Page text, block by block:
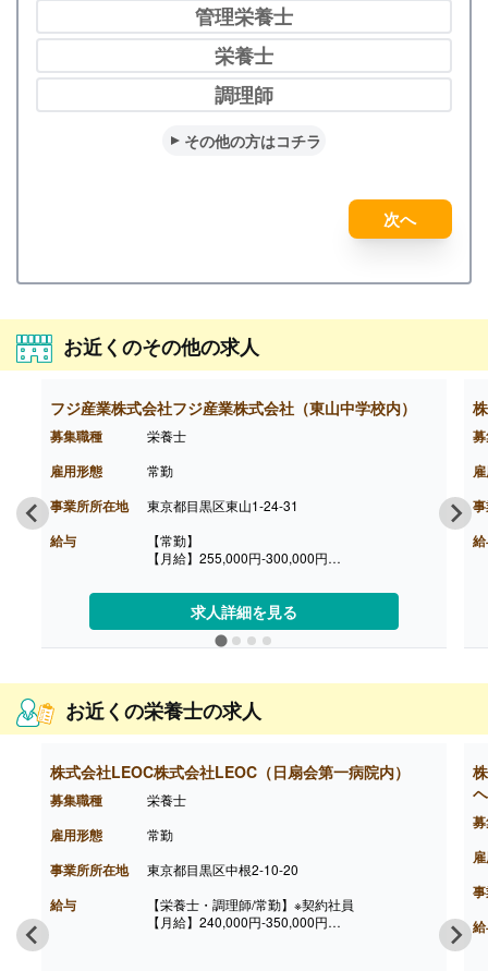
管理栄養士
栄養士
調理師
その他の方はコチラ
次へ
お近くのその他の求人
フジ産業株式会社フジ産業株式会社（東山中学校内）
募集職種 栄養士
雇用形態 常勤
事業所所在地 東京都目黒区東山1-24-31
給与
【常勤】
【月給】255,000円-300,000円
【賞与】年2回（2ヶ月）※前年度実績
【昇給】有
【通勤手当】あり（実費支給）
【退職金】無し
求人詳細を見る
お近くの栄養士の求人
株式会社LEOC株式会社LEOC（日扇会第一病院内）
募集職種 栄養士
雇用形態 常勤
事業所所在地 東京都目黒区中根2-10-20
給与
【栄養士・調理師/常勤】※契約社員
【月給】240,000円-350,000円